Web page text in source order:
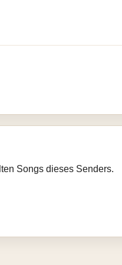
Songs dieses Senders.